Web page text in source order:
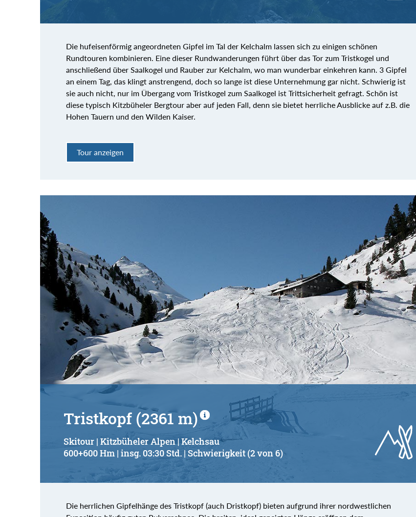
Die hufeisenförmig angeordneten Gipfel im Tal der Kelchalm lassen sich zu einigen schönen
Rundtouren kombinieren. Eine dieser Rundwanderungen führt über das Tor zum Tristkogel und
anschließend über Saalkogel und Rauber zur Kelchalm, wo man wunderbar einkehren kann. 3 Gipfel
an einem Tag, das klingt anstrengend, doch so lange ist diese Unternehmung gar nicht. Schwierig ist
sie auch nicht, nur im Übergang vom Tristkogel zum Saalkogel ist Trittsicherheit gefragt. Schön ist
diese typisch Kitzbüheler Bergtour aber auf jeden Fall, denn sie bietet herrliche Ausblicke auf z.B. die
Hohen Tauern und den Wilden Kaiser.
Tour anzeigen
Tristkopf (2361 m)
Skitour | Kitzbüheler Alpen | Kelchsau
600+600 Hm | insg. 03:30 Std. | Schwierigkeit (2 von 6)
Die herrlichen Gipfelhänge des Tristkopf (auch Dristkopf) bieten aufgrund ihrer nordwestlichen